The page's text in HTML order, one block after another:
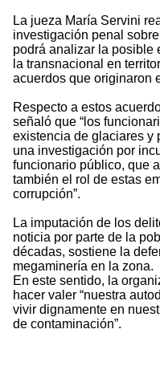
La jueza María Servini
investigación penal
podrá analizar la posible
la transnacional en
acuerdos que originaron
Respecto a estos
señaló que “los
existencia de glaciares y
una investigación por
funcionario público, que
también el rol de estas
corrupción”.
La imputación de los
noticia por parte de la
décadas, sostiene la
megaminería en la zona.
En este sentido, la
hacer valer “nuestra
vivir dignamente en
de contaminación”.